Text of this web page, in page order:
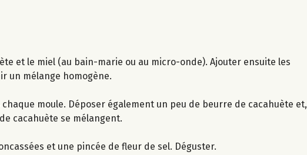
et le miel (au bain-marie ou au micro-onde). Ajouter ensuite les
un mélange homogène.
moule. Déposer également un peu de beurre de cacahuète et,
cacahuète se mélangent.
et une pincée de fleur de sel. Déguster.